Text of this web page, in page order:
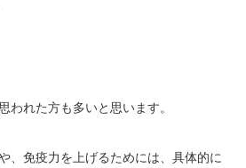
われた方も多いと思います。
、免疫力を上げるためには、具体的に